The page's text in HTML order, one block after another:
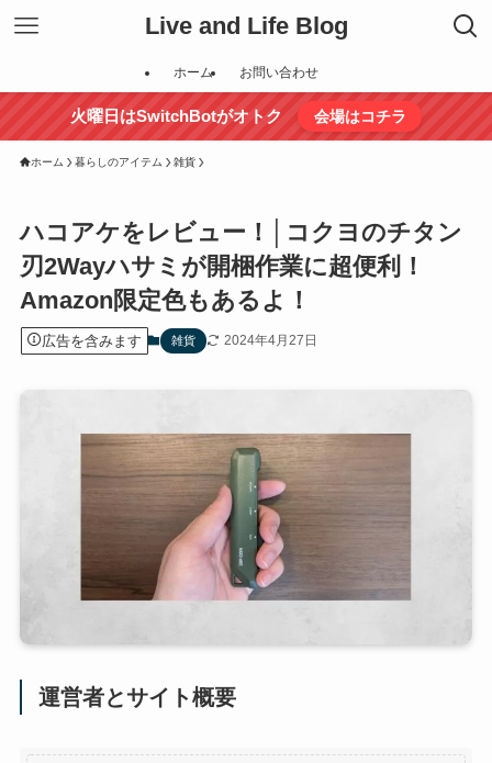
Live and Life Blog
ホーム お問い合わせ
火曜日はSwitchBotがオトク 会場はコチラ
ホーム 暮らしのアイテム 雑貨
ハコアケをレビュー！│コクヨのチタン
刃2Wayハサミが開梱作業に超便利！
Amazon限定色もあるよ！
広告を含みます 雑貨 2024年4月27日
運営者とサイト概要